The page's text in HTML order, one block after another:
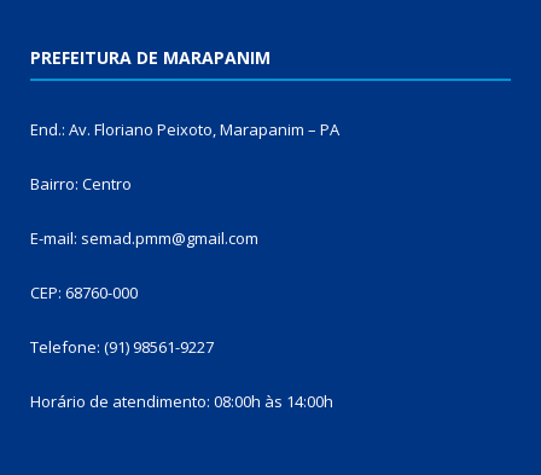
PREFEITURA DE MARAPANIM
End.: Av. Floriano Peixoto, Marapanim – PA
Bairro: Centro
E-mail: semad.pmm@gmail.com
CEP: 68760-000
Telefone: (91) 98561-9227
Horário de atendimento: 08:00h às 14:00h